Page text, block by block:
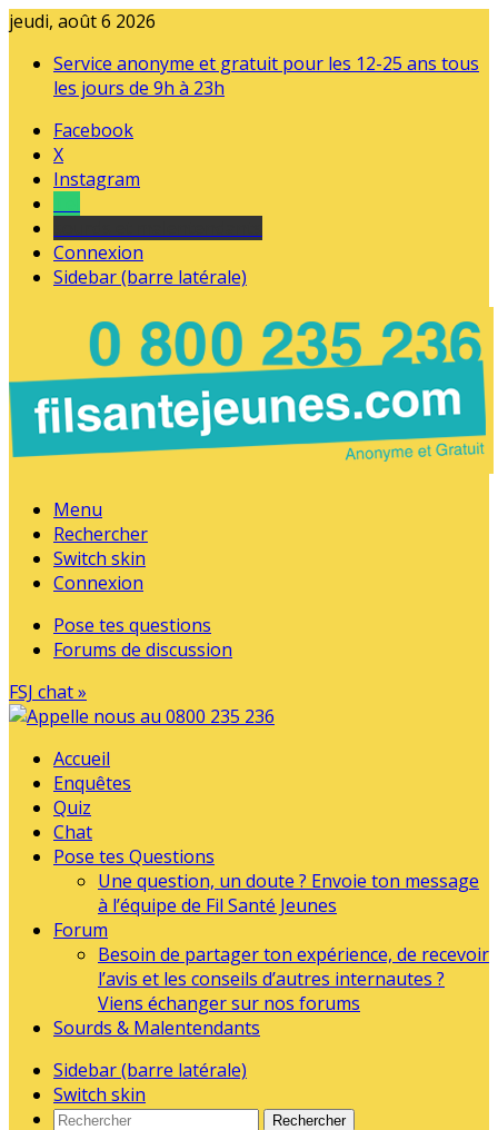
jeudi, août 6 2026
Service anonyme et gratuit pour les 12-25 ans tous
les jours de 9h à 23h
Facebook
X
Instagram
Connexion
Sidebar (barre latérale)
Menu
Rechercher
Switch skin
Connexion
Pose tes questions
Forums de discussion
FSJ chat »
Accueil
Enquêtes
Quiz
Chat
Pose tes Questions
Une question, un doute ? Envoie ton message
à l’équipe de Fil Santé Jeunes
Forum
Besoin de partager ton expérience, de recevoir
l’avis et les conseils d’autres internautes ?
Viens échanger sur nos forums
Sourds & Malentendants
Sidebar (barre latérale)
Switch skin
Rechercher